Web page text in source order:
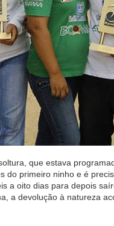
que estava
do primeiro ninho e é
a oito dias para depois
a devolução à natureza